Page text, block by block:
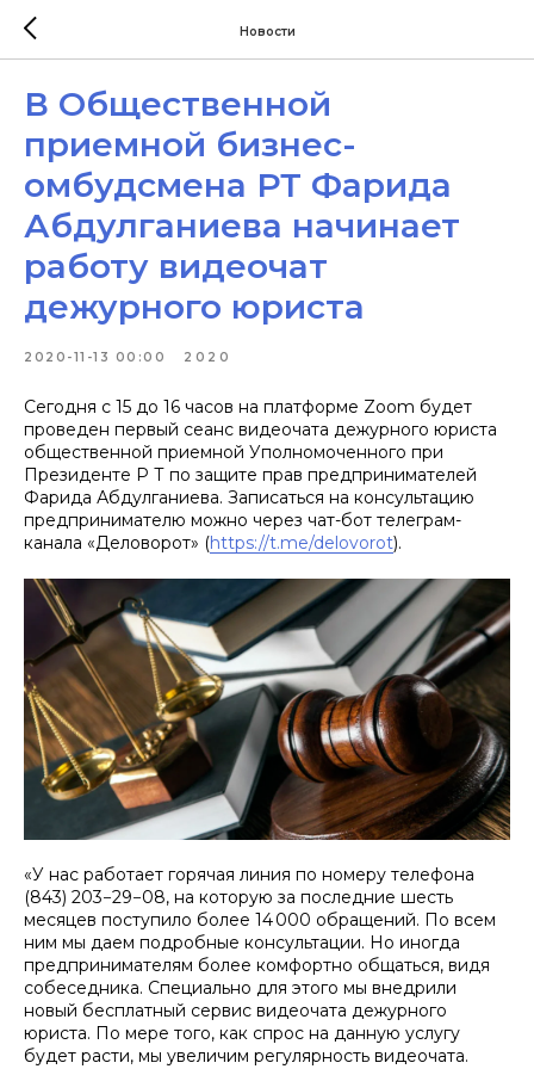
Новости
В Общественной
приемной бизнес-
омбудсмена РТ Фарида
Абдулганиева начинает
работу видеочат
дежурного юриста
2020-11-13 00:00 2020
Сегодня с 15 до 16 часов на платформе Zoom будет
проведен первый сеанс видеочата дежурного юриста
общественной приемной Уполномоченного при
Президенте Р Т по защите прав предпринимателей
Фарида Абдулганиева. Записаться на консультацию
предпринимателю можно через чат-бот телеграм-
канала «Деловорот» (https://t.me/delovorot).
«У нас работает горячая линия по номеру телефона
(843) 203−29−08, на которую за последние шесть
месяцев поступило более 14 000 обращений. По всем
ним мы даем подробные консультации. Но иногда
предпринимателям более комфортно общаться, видя
собеседника. Специально для этого мы внедрили
новый бесплатный сервис видеочата дежурного
юриста. По мере того, как спрос на данную услугу
будет расти, мы увеличим регулярность видеочата.